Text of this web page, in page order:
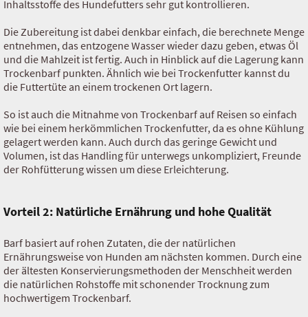
Inhaltsstoffe des Hundefutters sehr gut kontrollieren.
Die Zubereitung ist dabei denkbar einfach, die berechnete Menge
entnehmen, das entzogene Wasser wieder dazu geben, etwas Öl
und die Mahlzeit ist fertig. Auch in Hinblick auf die Lagerung kann
Trockenbarf punkten. Ähnlich wie bei Trockenfutter kannst du
die Futtertüte an einem trockenen Ort lagern.
So ist auch die Mitnahme von Trockenbarf auf Reisen so einfach
wie bei einem herkömmlichen Trockenfutter, da es ohne Kühlung
gelagert werden kann. Auch durch das geringe Gewicht und
Volumen, ist das Handling für unterwegs unkompliziert, Freunde
der Rohfütterung wissen um diese Erleichterung.
Vorteil 2: Natürliche Ernährung und hohe Qualität
Barf basiert auf rohen Zutaten, die der natürlichen
Ernährungsweise von Hunden am nächsten kommen. Durch eine
der ältesten Konservierungsmethoden der Menschheit werden
die natürlichen Rohstoffe mit schonender Trocknung zum
hochwertigem Trockenbarf.